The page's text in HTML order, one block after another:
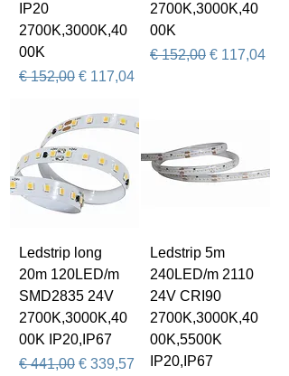
IP20
2700K,3000K,40
00K
Normale prijs
€ 152,00 Verkoopprijs
€ 117,04
2700K,3000K,40
00K
Normale prijs
€ 152,00 Verkoopprijs
€ 117,04
Ledstrip long
20m 120LED/m
SMD2835 24V
2700K,3000K,40
00K IP20,IP67
Normale prijs
€ 441,00 Verkoopprijs
€ 339,57
Ledstrip 5m
240LED/m 2110
24V CRI90
2700K,3000K,40
00K,5500K
IP20,IP67